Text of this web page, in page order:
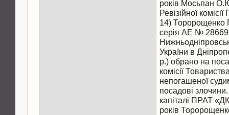
років Мосьпан
Ревізійної
14) Торорощенко
серія АЕ №
України в
р.) обрано на
комісії
непогашеної
посадові
капіталі ПРАТ
років